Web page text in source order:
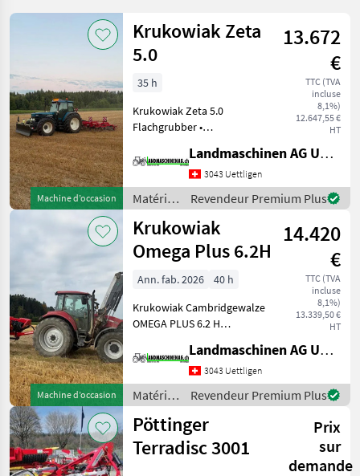
Machine d’occasion
Krukowiak Zeta
5.0
13.672
€
TTC (TVA
incluse
8,1%)
12.647,55 €
HT
35 h
Krukowiak Zeta 5.0
Flachgrubber •
Arbeitsbreite • 32
Federzinken 70/12 mit 200
mm Gänsefussscharen • 4
Balkiger Rahmen mit viel
Durchlass •
Landmaschinen AG Uettligen
3043 Uettligen
Matériels
de
travail
du sol /
Krukowiak
Revendeur Premium Plus
Machine d’occasion
Krukowiak
Omega Plus 6.2H
14.420
€
TTC (TVA
incluse
8,1%)
13.339,50 €
HT
Ann. fab. 2026
40 h
Krukowiak Cambridgewalze
OMEGA PLUS 6.2 H
mm Durchmesser
Arbeitsbreite 6.2 m, die
seitlichen Walzen sind
mittig pendelnd
aufgehängt Klappun
Landmaschinen AG Uettligen
3043 Uettligen
Matériels
de
travail
du sol /
Krukowiak
Revendeur Premium Plus
Pöttinger
Terradisc 3001
Prix
sur
demande